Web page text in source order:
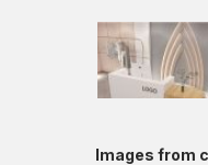
Images from